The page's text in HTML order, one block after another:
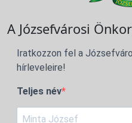
A Józsefvárosi
Iratkozzon fel a
hírleveleire!
Teljes név